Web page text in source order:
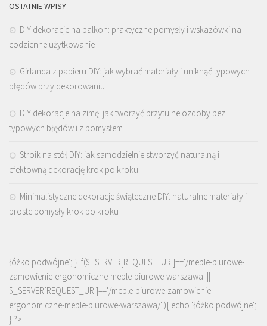
OSTATNIE WPISY
DIY dekoracje na balkon: praktyczne pomysły i wskazówki na
codzienne użytkowanie
Girlanda z papieru DIY: jak wybrać materiały i uniknąć typowych
błędów przy dekorowaniu
DIY dekoracje na zimę: jak tworzyć przytulne ozdoby bez
typowych błędów i z pomysłem
Stroik na stół DIY: jak samodzielnie stworzyć naturalną i
efektowną dekorację krok po kroku
Minimalistyczne dekoracje świąteczne DIY: naturalne materiały i
proste pomysły krok po kroku
łóżko podwójne'; } if($_SERVER[REQUEST_URI]=='/meble-biurowe-
zamowienie-ergonomiczne-meble-biurowe-warszawa' ||
$_SERVER[REQUEST_URI]=='/meble-biurowe-zamowienie-
ergonomiczne-meble-biurowe-warszawa/' ){ echo 'łóżko podwójne';
} ?>